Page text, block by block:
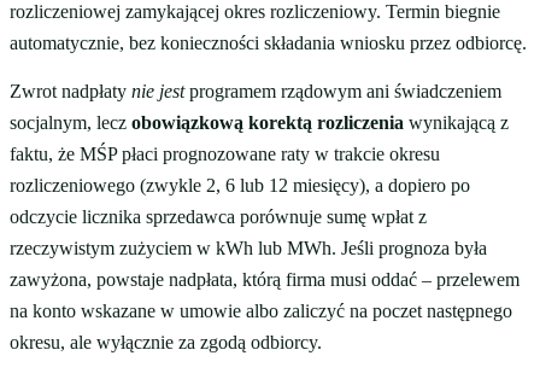
rozliczeniowej zamykającej okres rozliczeniowy. Termin biegnie
automatycznie, bez konieczności składania wniosku przez odbiorcę.
Zwrot nadpłaty nie jestprogramem rządowym ani świadczeniem
socjalnym, lecz obowiązkową korektą rozliczenia wynikającą z
faktu, że MŚP płaci prognozowane raty w trakcie okresu
rozliczeniowego (zwykle 2, 6 lub 12 miesięcy), a dopiero po
odczycie licznika sprzedawca porównuje sumę wpłat z
rzeczywistym zużyciem w kWh lub MWh. Jeśli prognoza była
zawyżona, powstaje nadpłata, którą firma musi oddać – przelewem
na konto wskazane w umowie albo zaliczyć na poczet następnego
okresu, ale wyłącznie za zgodą odbiorcy.